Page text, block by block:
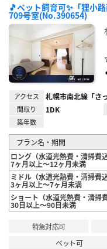
🎵ペット飼育可✨「狸小
709号室(No.390654)
アクセス 札幌市南北線「さ
間取り 1DK
築年数
プラン名・期間
ロング（水道光熱費・清掃費込
7ヶ月以上～12ヶ月未満
ミドル（水道光熱費・清掃費込
3ヶ月以上～7ヶ月未満
ショート（水道光熱費・清掃費
30日以上～90日未満
特急対応可
ペット可